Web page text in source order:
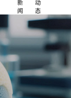
新
闻
动
态